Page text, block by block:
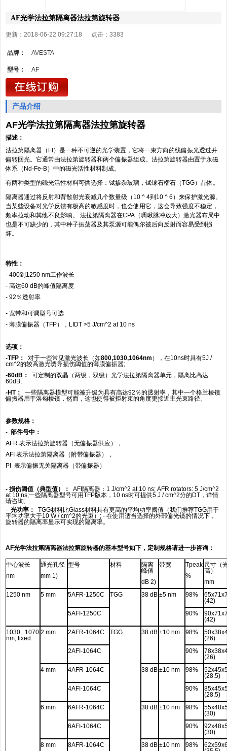
AF光学法拉第隔离器法拉第旋转器
更新：2018-06-22 09:27:18 点击： 3383
品牌： AVESTA
型号： AF
产品介绍
AF光学法拉第隔离器法拉第旋转器
描述：
法拉第隔离器（ FI ）是一种不可逆的光学装置，它将一束方向的线偏振光透过并
偏转回光。它通常由法拉第旋转器和两个偏振器组成。法拉第旋转器由置于永磁
体系（ Nd-Fe-B）中的磁光活性材料制成。
有两种类型的磁光活性材料可供选择：铽掺杂玻璃，铽镓石榴石（TGG）晶体。
隔离器通过将反射和背散射光衰减几个数量级（ 10 ^ 4到 10 ^ 6 ）来保护激光源。
当某些设备对光学反馈有极高的敏感度时，也会使用它，这会导致强度不稳定，
频率拉动和其他不良影响。
法拉第隔离器在CPA（啁啾脉冲放大）激光器布局中
也是不可缺少的，其中种子振荡器及其泵源可能偶尔被后向反射而容易受到损
坏。
特性：
- 400到 1250 nm工作波长
- 高达60 dB的峰值隔离度
- 92 ％透射率
- 宽带和可调型号可选
- 薄膜偏振器（TFP）， LIDT >5 J/cm^2 at 10 ns
选项：
-TFP ： 对于一些常见激光波长（如800,1030,1064nm ），在10ns时具有5J /
cm^2的较高激光诱导损伤阈值的薄膜偏振器;
-60dB ：
可定制的双晶（两级，双级）光学法拉第隔离器单元，隔离比高达
60dB;
-HT：
一些隔离器模型可能被升级为具有高达92％的透射率，其中一个格兰棱镜
偏振器用于洛匈棱镜，然而，这也使得被拒射束的角度更接近主光束路径。
参数规格：
- 部件号中：
AFR 表示法拉第旋转器（无偏振器供应），
AFI 表示法拉第隔离器（附带偏振器），
PI
表示偏振无关隔离器（带偏振器）
- 损伤阈值（典型值）：
AFI隔离器：1 J/cm^2 at 10 ns; AFR rotators: 5 J/cm^2
at 10 ns;一些隔离器型号可用TFP版本，10 ns时可提供5 J / cm^2分的DT，详情
请咨询;
- 光功率：
TGG材料比Glass材料具有更高的平均功率阈值（我们推荐TGG用于
平均功率大于10 W / cm^2的光束）; - 在使用适当选择的外部偏光镜的情况下，
旋转器的隔离率显示可实现的隔离率。
AF光学法拉第隔离器法拉第旋转器的基本型号如下，定制规格请进一步咨询：
中心波长
nm
通光孔径
mm 1)
型号 材料
隔离
峰值
dB 2)
带宽
Tpeak
%
尺寸（
高）
mm
1250 nm
5 mm 5AFR-1250C TGG 38 dB ±5 nm 98%
(42)
5AFI-1250C
90%
(42)
1030...1070
nm, fixed
2 mm 2AFR-1064C TGG 38 dB ±10 nm 98%
(26)
2AFI-1064C
90%
(26)
4 mm
4AFR-1064C 38 dB ±10 nm 98%
(28.5)
4AFI-1064C
90%
(28.5)
6 mm
6AFR-1064C 38 dB ±10 nm 98%
(30)
6AFI-1064C
90%
(30)
8 mm
8AFR-1064C 38 dB ±10 nm 98%